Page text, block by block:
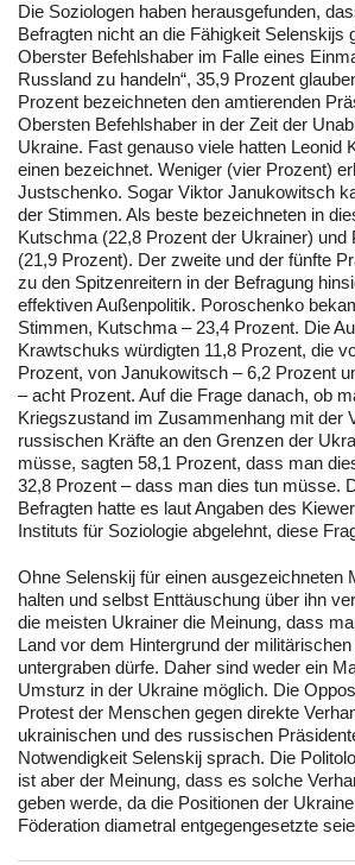
Die Soziologen haben herausgefunden,
Befragten nicht an die Fähigkeit Selenskijs
Oberster Befehlshaber im Falle eines
Russland zu handeln“, 35,9 Prozent
Prozent bezeichneten den amtierenden
Obersten Befehlshaber in der Zeit der
Ukraine. Fast genauso viele hatten Leonid
einen bezeichnet. Weniger (vier Prozent)
Justschenko. Sogar Viktor Janukowitsch
der Stimmen. Als beste bezeichneten in
Kutschma (22,8 Prozent der Ukrainer) und
(21,9 Prozent). Der zweite und der fünfte
zu den Spitzenreitern in der Befragung
effektiven Außenpolitik. Poroschenko
Stimmen, Kutschma – 23,4 Prozent. Die
Krawtschuks würdigten 11,8 Prozent, die
Prozent, von Janukowitsch – 6,2 Prozent
– acht Prozent. Auf die Frage danach, ob
Kriegszustand im Zusammenhang mit der
russischen Kräfte an den Grenzen der
müsse, sagten 58,1 Prozent, dass man
32,8 Prozent – dass man dies tun müsse.
Befragten hatte es laut Angaben des
Instituts für Soziologie abgelehnt, diese
Ohne Selenskij für einen ausgezeichneten
halten und selbst Enttäuschung über ihn
die meisten Ukrainer die Meinung, dass
Land vor dem Hintergrund der
untergraben dürfe. Daher sind weder ein
Umsturz in der Ukraine möglich. Die
Protest der Menschen gegen direkte
ukrainischen und des russischen
Notwendigkeit Selenskij sprach. Die
ist aber der Meinung, dass es solche
geben werde, da die Positionen der
Föderation diametral entgegengesetzte